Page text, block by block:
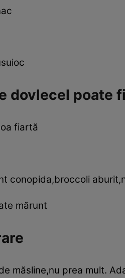
dovlecel poate
fiartă
conopida,broccoli
mărunt
măsline,nu prea mult.